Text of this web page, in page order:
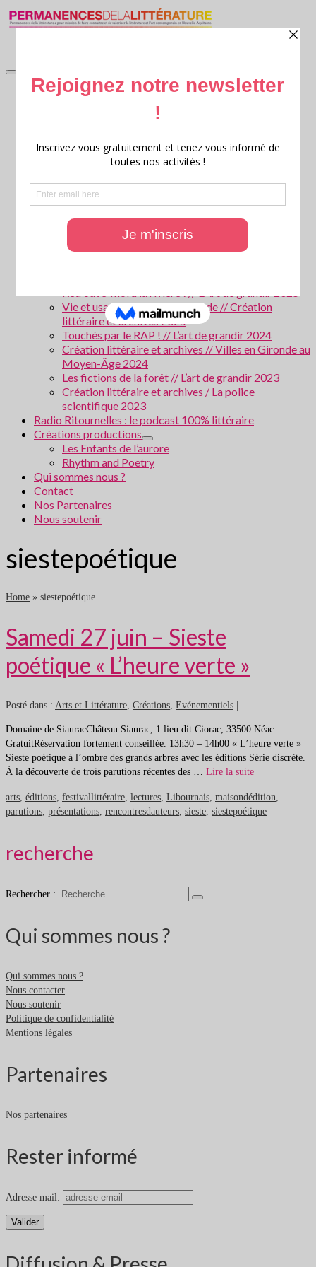
Littérature en jardin
Littérature en jardin 2026
Littérature en jardin 2025
Littérature en jardin 2024
Littérature en jardin 2022
Littérature en jardin 2021
Archives : Littérature en Jardin
Ritournelles, 20 ans de création littéraire transversale
Archives : Festival Ritournelles
Parcours scolaires
Les forêts de Gironde – Patrice Cablat // Création
Retrouve-moi à la rivière ! // L’Art de grandir 2025
Vie et usages de l’eau en Gironde // Création
littéraire et archives 2025
Touchés par le RAP ! // L’art de grandir 2024
Création littéraire et archives // Villes en Gironde au
Moyen-Âge 2024
Les fictions de la forêt // L’art de grandir 2023
Création littéraire et archives / La police
scientifique 2023
Radio Ritournelles : le podcast 100% littéraire
Créations productions
Les Enfants de l’aurore
Rhythm and Poetry
Qui sommes nous ?
Contact
Nos Partenaires
Nous soutenir
siestepoétique
Home » siestepoétique
Samedi 27 juin – Sieste
poétique « L’heure verte »
Posté dans : Arts et Littérature, Créations, Evénementiels
Domaine de SiauracChâteau Siaurac, 1 lieu dit Ciorac, 33500 Néac
GratuitRéservation fortement conseillée. 13h30 – 14h00 « L’heure verte »
Sieste poétique à l’ombre des grands arbres avec les éditions Série discrète.
À la découverte de trois parutions récentes des … Lire la suite
arts, éditions, festivallittéraire, lectures, Libournais, maisondédition,
parutions, présentations, rencontresdauteurs, sieste, siestepoétique
recherche
Rechercher :
Qui sommes nous ?
Qui sommes nous ?
Nous contacter
Nous soutenir
Politique de confidentialité
Mentions légales
Partenaires
Nos partenaires
Rester informé
Adresse mail: